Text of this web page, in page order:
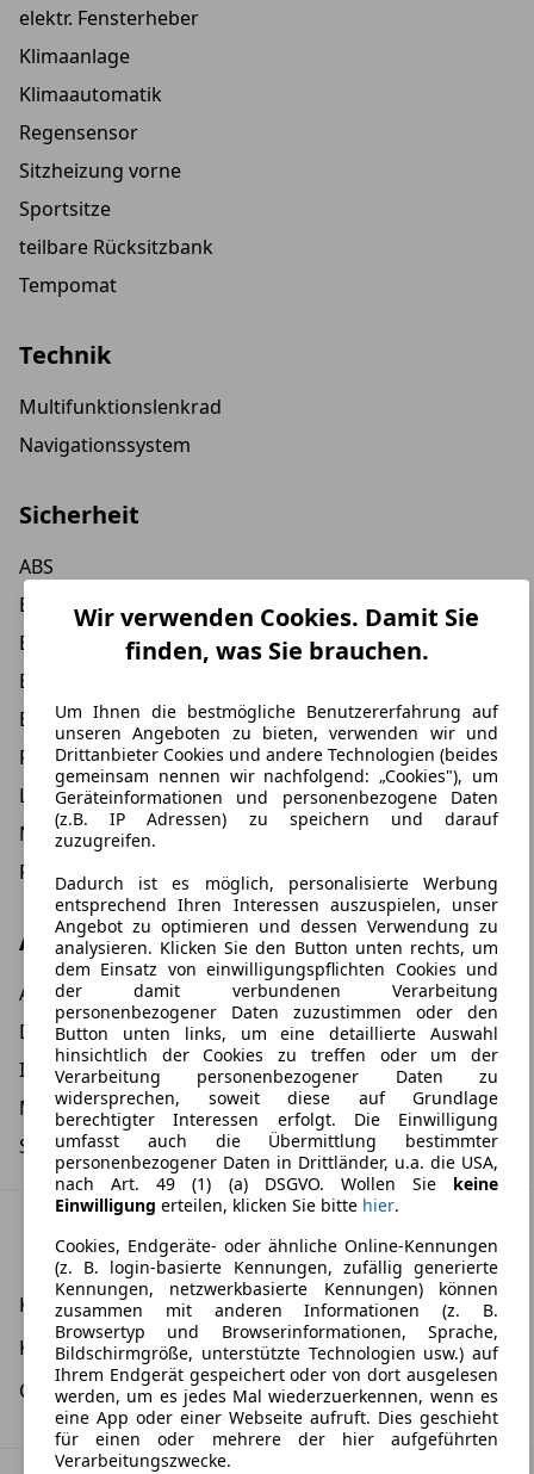
elektr. Fensterheber
Klimaanlage
Klimaautomatik
Regensensor
Sitzheizung vorne
Sportsitze
teilbare Rücksitzbank
Tempomat
Technik
Multifunktionslenkrad
Navigationssystem
Sicherheit
ABS
Beifahrer-Airbag
Einparkhilfe
Einparkhilfe hinten
ESP
Fahrer-Airbag
LED Scheinwerfer
Notbremsassistent
Reifendruckkontrollsystem
Andere
Alufelgen
Dachreling
Isofix
Metalliclackierung
Sportfahrwerk
Umwelt & Verbrauch: WLTP
Kombinierter Stromverbrauch:
Kombinierte CO2-Emission:
0,0 g/km
CO2-Klasse:
Wir verwenden Cookies. Damit Sie
finden, was Sie brauchen.
Um Ihnen die bestmögliche Benutzererfahrung auf
unseren Angeboten zu bieten, verwenden wir und
Drittanbieter Cookies und andere Technologien (beides
gemeinsam nennen wir nachfolgend: „Cookies"), um
Geräteinformationen und personenbezogene Daten
(z.B. IP Adressen) zu speichern und darauf
zuzugreifen.
Dadurch ist es möglich, personalisierte Werbung
entsprechend Ihren Interessen auszuspielen, unser
Angebot zu optimieren und dessen Verwendung zu
analysieren. Klicken Sie den Button unten rechts, um
dem Einsatz von einwilligungspflichten Cookies und
der damit verbundenen Verarbeitung
personenbezogener Daten zuzustimmen oder den
Button unten links, um eine detaillierte Auswahl
hinsichtlich der Cookies zu treffen oder um der
Verarbeitung personenbezogener Daten zu
widersprechen, soweit diese auf Grundlage
berechtigter Interessen erfolgt. Die Einwilligung
umfasst auch die Übermittlung bestimmter
personenbezogener Daten in Drittländer, u.a. die USA,
nach Art. 49 (1) (a) DSGVO. Wollen Sie keine
Einwilligung erteilen, klicken Sie bitte hier.
Cookies, Endgeräte- oder ähnliche Online-Kennungen
(z. B. login-basierte Kennungen, zufällig generierte
Kennungen, netzwerkbasierte Kennungen) können
zusammen mit anderen Informationen (z. B.
Browsertyp und Browserinformationen, Sprache,
Bildschirmgröße, unterstützte Technologien usw.) auf
Ihrem Endgerät gespeichert oder von dort ausgelesen
werden, um es jedes Mal wiederzuerkennen, wenn es
eine App oder einer Webseite aufruft. Dies geschieht
für einen oder mehrere der hier aufgeführten
Verarbeitungszwecke.